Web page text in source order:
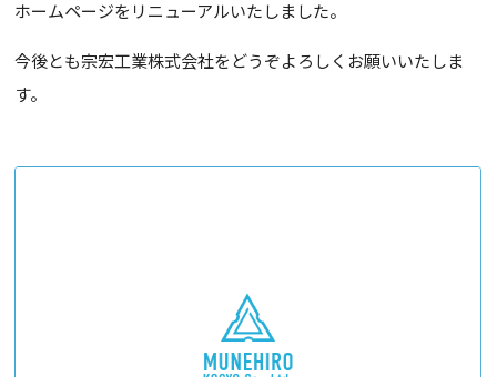
ホームページをリニューアルいたしました。
今後とも宗宏工業株式会社をどうぞよろしくお願いいたしま
す。